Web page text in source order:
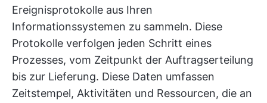
Ereignisprotokolle aus Ihren
Informationssystemen zu sammeln. Diese
Protokolle verfolgen jeden Schritt eines
Prozesses, vom Zeitpunkt der Auftragserteilung
bis zur Lieferung. Diese Daten umfassen
Zeitstempel, Aktivitäten und Ressourcen, die an